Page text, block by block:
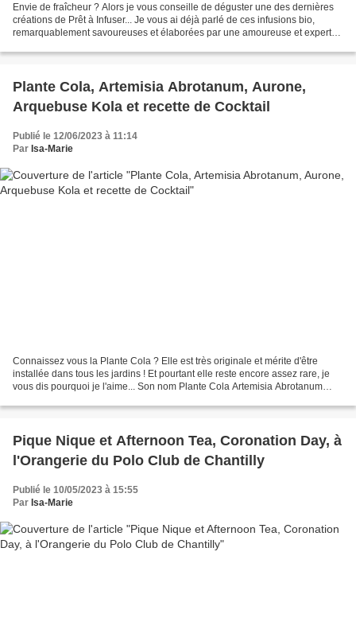
Envie de fraîcheur ? Alors je vous conseille de déguster une des dernières
créations de Prêt à Infuser... Je vous ai déjà parlé de ces infusions bio,
remarquablement savoureuses et élaborées par une amoureuse et experte
Plante Cola, Artemisia Abrotanum, Aurone,
Arquebuse Kola et recette de Cocktail
Publié le 12/06/2023 à 11:14
Par Isa-Marie
Connaissez vous la Plante Cola ? Elle est très originale et mérite d'être
installée dans tous les jardins ! Et pourtant elle reste encore assez rare, je
vous dis pourquoi je l'aime... Son nom Plante Cola Artemisia Abrotanum
Pique Nique et Afternoon Tea, Coronation Day, à
l'Orangerie du Polo Club de Chantilly
Publié le 10/05/2023 à 15:55
Par Isa-Marie